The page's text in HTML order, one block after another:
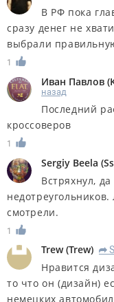
В РФ пока
сразу денег не
выбрали
1
Иван Павлов (
назад
Последний
кроссоверов
1
Sergiy Beela (
Встряхнул,
смотрели.
1
Trew(Trew) R
Нравится
то что он (дизайн)
немецких